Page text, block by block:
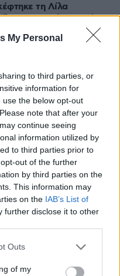
My Personal
to third parties, or
information for
the below opt-out
note that after your
continue seeing
information utilized by
to third parties prior to
out of the further
by third parties on the
This information may
on the IAB’s List of
further disclose it to other
one or more Google
You may click to
Outs
of my
τη Λίλα
για τον κόσμο τούτο,
της πόλης σε
ενώ επιχειρούσε
τεστ που συνδέθηκε
Το παράδειγμα της